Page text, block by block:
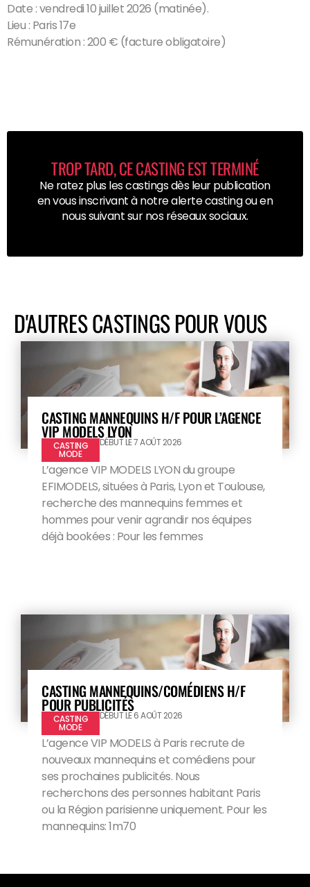
Date : vendredi 10 juillet 2026 (matinée).
Lieu : Paris 17e
Rémunération : 200 € (facture obligatoire)
TROP TARD, CE CASTING EST TERMINÉ
Ne ratez plus les castings dès leur publication
en vous inscrivant à notre alerte casting ou en
nous suivant sur nos réseaux sociaux.
D'AUTRES CASTINGS POUR VOUS
CASTING MANNEQUINS H/F POUR L’AGENCE
VIP MODELS LYON
CASTING
MODE
DÉBUT LE 7 AOÛT 2026
L’agence VIP MODELS LYON du groupe
EFIMODELS, situées à Paris, Lyon et Toulouse,
recherche des mannequins femmes et
hommes pour venir agrandir nos équipes
déjà bookées : Pour les femmes
CASTING MANNEQUINS/COMÉDIENS H/F
POUR PUBLICITÉS
CASTING
MODE
DÉBUT LE 6 AOÛT 2026
L’agence VIP MODELS à Paris recrute de
nouveaux mannequins et comédiens pour
ses prochaines publicités. Nous
recherchons des personnes habitant Paris
ou la Région parisienne uniquement. Pour les
mannequins: 1m70